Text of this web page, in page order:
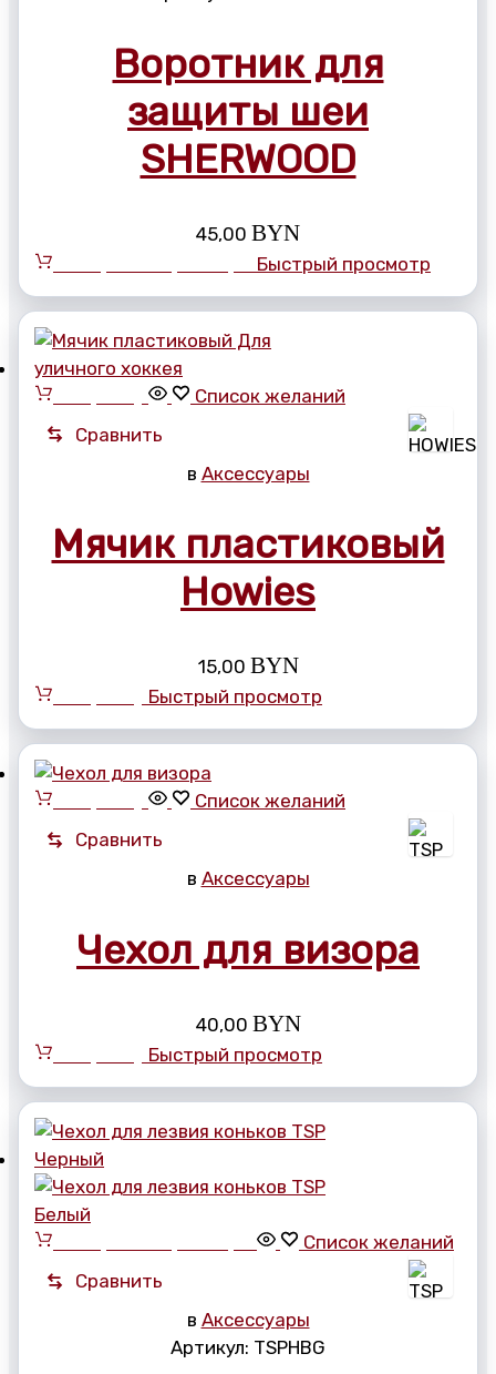
Воротник для
защиты шеи
SHERWOOD
45,00 BYN
Быстрый просмотр
Список желаний
Сравнить
в Аксессуары
Мячик пластиковый
Howies
15,00 BYN
Быстрый просмотр
Список желаний
Сравнить
в Аксессуары
Чехол для визора
40,00 BYN
Быстрый просмотр
Список желаний
Сравнить
в Аксессуары
Артикул: TSPHBG